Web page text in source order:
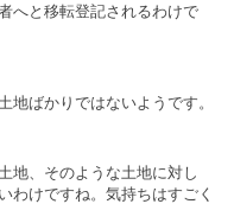
へと移転登記されるわけで
地ばかりではないようです。
地、そのような土地に対し
わけですね。気持ちはすごく